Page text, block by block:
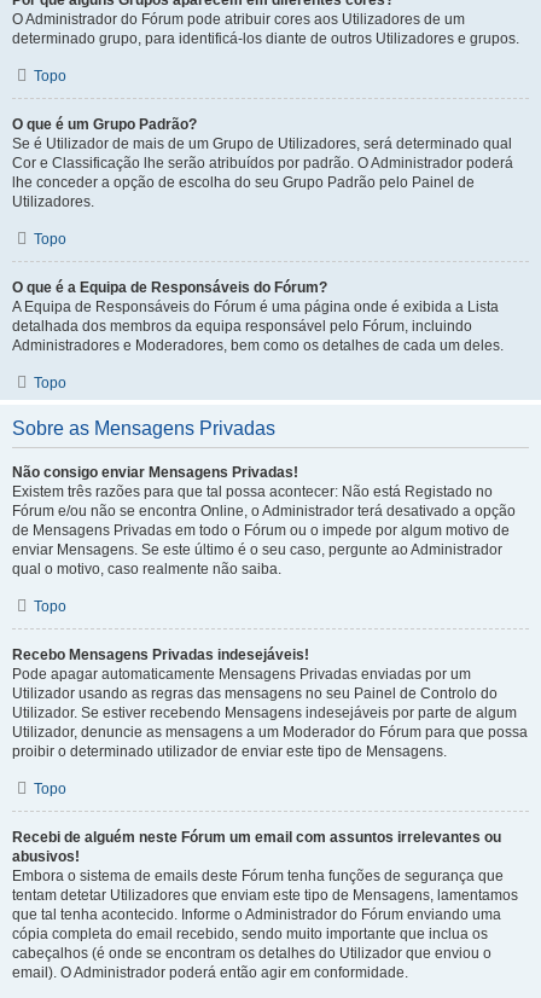
O Administrador do Fórum pode atribuir cores aos Utilizadores de um
determinado grupo, para identificá-los diante de outros Utilizadores e grupos.
Topo
O que é um Grupo Padrão?
Se é Utilizador de mais de um Grupo de Utilizadores, será determinado qual
Cor e Classificação lhe serão atribuídos por padrão. O Administrador poderá
lhe conceder a opção de escolha do seu Grupo Padrão pelo Painel de
Utilizadores.
Topo
O que é a Equipa de Responsáveis do Fórum?
A Equipa de Responsáveis do Fórum é uma página onde é exibida a Lista
detalhada dos membros da equipa responsável pelo Fórum, incluindo
Administradores e Moderadores, bem como os detalhes de cada um deles.
Topo
Sobre as Mensagens Privadas
Não consigo enviar Mensagens Privadas!
Existem três razões para que tal possa acontecer: Não está Registado no
Fórum e/ou não se encontra Online, o Administrador terá desativado a opção
de Mensagens Privadas em todo o Fórum ou o impede por algum motivo de
enviar Mensagens. Se este último é o seu caso, pergunte ao Administrador
qual o motivo, caso realmente não saiba.
Topo
Recebo Mensagens Privadas indesejáveis!
Pode apagar automaticamente Mensagens Privadas enviadas por um
Utilizador usando as regras das mensagens no seu Painel de Controlo do
Utilizador. Se estiver recebendo Mensagens indesejáveis por parte de algum
Utilizador, denuncie as mensagens a um Moderador do Fórum para que possa
proibir o determinado utilizador de enviar este tipo de Mensagens.
Topo
Recebi de alguém neste Fórum um email com assuntos irrelevantes ou
abusivos!
Embora o sistema de emails deste Fórum tenha funções de segurança que
tentam detetar Utilizadores que enviam este tipo de Mensagens, lamentamos
que tal tenha acontecido. Informe o Administrador do Fórum enviando uma
cópia completa do email recebido, sendo muito importante que inclua os
cabeçalhos (é onde se encontram os detalhes do Utilizador que enviou o
email). O Administrador poderá então agir em conformidade.